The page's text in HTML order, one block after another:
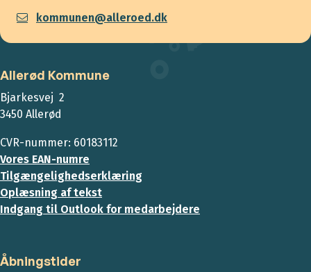
kommunen@alleroed.dk
Allerød Kommune
Bjarkesvej 2
3450 Allerød
CVR-nummer: 60183112
Vores EAN-numre
Tilgængelighedserklæring
Oplæsning af tekst
Indgang til Outlook for medarbejdere
Åbningstider